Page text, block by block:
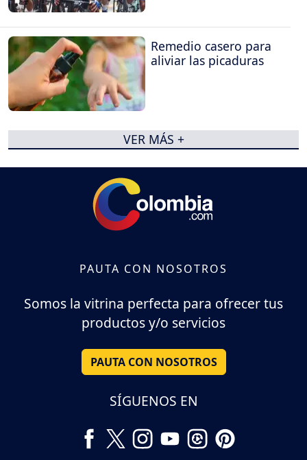
Remedio casero para
aliviar las picaduras
VER MÁS +
PAUTA CON NOSOTROS
Somos la vitrina perfecta para ofrecer tus
productos y/o servicios
PAUTA CON NOSOTROS
SÍGUENOS EN